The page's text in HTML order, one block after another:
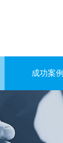
成功案例